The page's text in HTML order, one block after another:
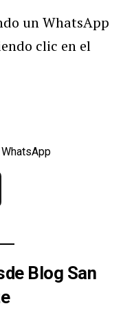
un WhatsApp
clic en el
Blog San